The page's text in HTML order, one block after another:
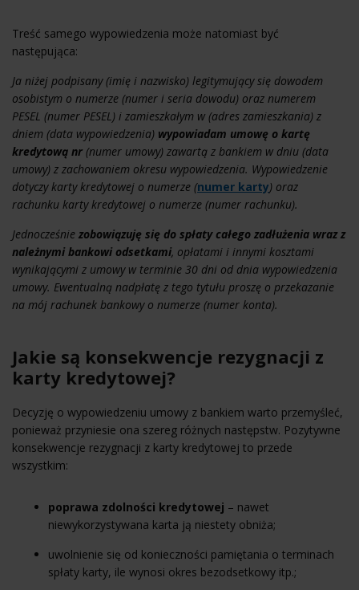
Treść samego wypowiedzenia może natomiast być
następująca:
Ja niżej podpisany (imię i nazwisko) legitymujący się dowodem
osobistym o numerze (numer i seria dowodu) oraz numerem
PESEL (numer PESEL) i zamieszkałym w (adres zamieszkania) z
dniem (data wypowiedzenia) wypowiadam umowę o kartę
kredytową nr (numer umowy) zawartą z bankiem w dniu (data
umowy) z zachowaniem okresu wypowiedzenia. Wypowiedzenie
dotyczy karty kredytowej o numerze (numer karty) oraz
rachunku karty kredytowej o numerze (numer rachunku).
Jednocześnie zobowiązuję się do spłaty całego zadłużenia wraz z
należnymi bankowi odsetkami, opłatami i innymi kosztami
wynikającymi z umowy w terminie 30 dni od dnia wypowiedzenia
umowy. Ewentualną nadpłatę z tego tytułu proszę o przekazanie
na mój rachunek bankowy o numerze (numer konta).
Jakie są konsekwencje rezygnacji z
karty kredytowej?
Decyzję o wypowiedzeniu umowy z bankiem warto przemyśleć,
ponieważ przyniesie ona szereg różnych następstw. Pozytywne
konsekwencje rezygnacji z karty kredytowej to przede
wszystkim:
poprawa zdolności kredytowej – nawet
niewykorzystywana karta ją niestety obniża;
uwolnienie się od konieczności pamiętania o terminach
spłaty karty, ile wynosi okres bezodsetkowy itp.;